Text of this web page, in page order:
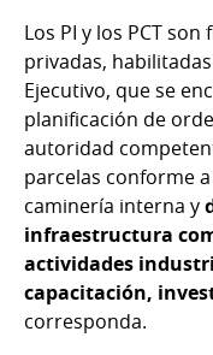
Los PI y los PCT
privadas,
Ejecutivo, que se
planificación de
autoridad
parcelas conforme
caminería interna y
infraestructura
actividades
capacitación,
corresponda.